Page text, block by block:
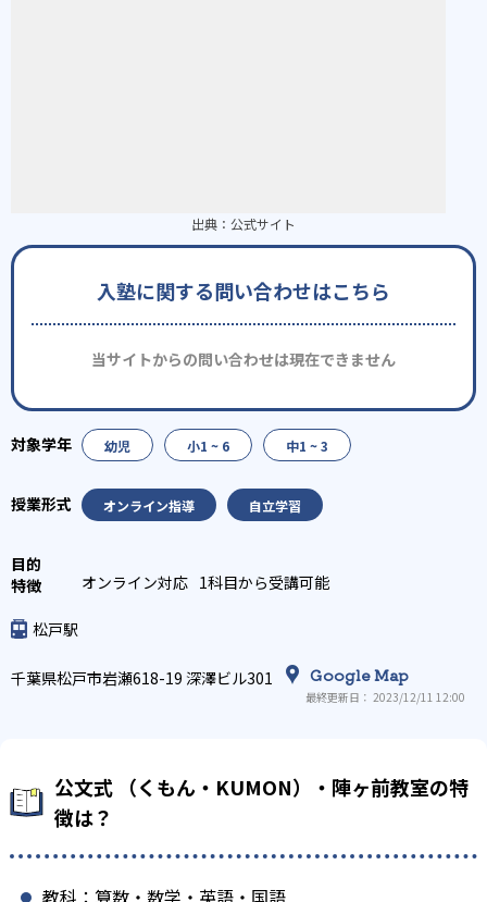
出典： 公式サイト
入塾に関する問い合わせはこちら
当サイトからの問い合わせは現在できません
幼児 小1 ~ 6 中1 ~ 3
オンライン指導 自立学習
オンライン対応 1科目から受講可能
松戸駅
千葉県松戸市岩瀬618-19 深澤ビル301 Google Map
最終更新日： 2023/12/11 12:00
公文式 （くもん・KUMON）・陣ヶ前教室の特
徴は？
教科：算数・数学・英語・国語